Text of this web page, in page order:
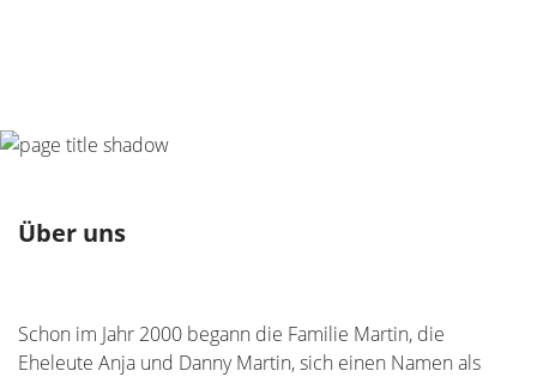
Über uns
Schon im Jahr 2000 begann die Familie Martin, die
Eheleute Anja und Danny Martin, sich einen Namen als